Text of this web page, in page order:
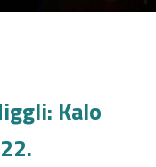
Kalo